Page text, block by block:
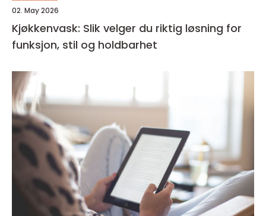
02. May 2026
Kjøkkenvask: Slik velger du riktig løsning for
funksjon, stil og holdbarhet